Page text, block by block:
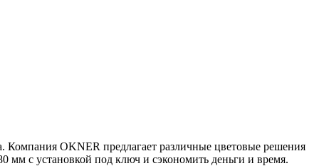
Компания OKNER предлагает различные цветовые решения
мм с установкой под ключ и сэкономить деньги и время.